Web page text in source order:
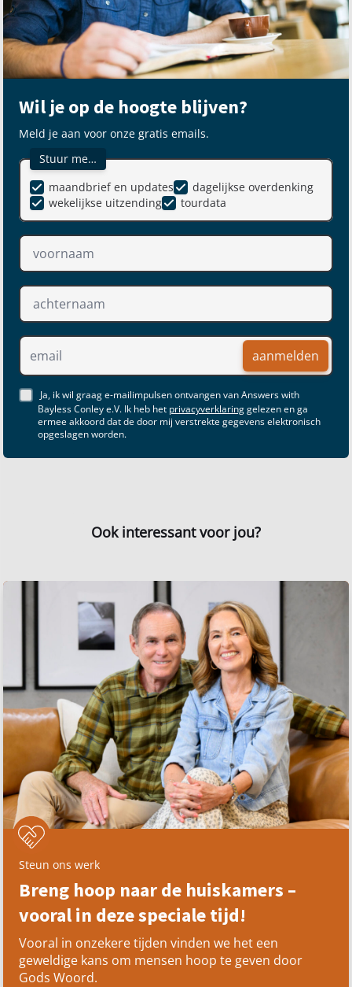
Wil je op de hoogte blijven?
Meld je aan voor onze gratis emails.
Stuur me…
maandbrief en updates
dagelijkse overdenking
wekelijkse uitzending
tourdata
aanmelden
Ja, ik wil graag e-mailimpulsen ontvangen van Answers with
Bayless Conley e.V. Ik heb het privacyverklaringgelezen en ga
ermee akkoord dat de door mij verstrekte gegevens elektronisch
opgeslagen worden.
Ook interessant voor jou?
Steun ons werk
Breng hoop naar de huiskamers –
vooral in deze speciale tijd!
Vooral in onzekere tijden vinden we het een
geweldige kans om mensen hoop te geven door
Gods Woord.